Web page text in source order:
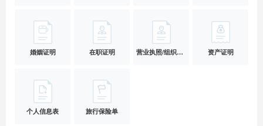
3、不接收6个月内有欧洲拒签记录的护照；未满18周岁未成年人
必须由成年人陪同递交签证申请；
4、由于签证中心在预约位置较难，实际预约时间以最终预约位
交时间之前不要预订行程。
5、【起价说明】：报价含签证费+代做15天内机酒材料费用+50
元签证中心服务费，报价不含签证中心快递费约70元左右及其他
婚姻证明 在职证明 营业执照/组织机构代码 资产证明
个人信息表 旅行保险单